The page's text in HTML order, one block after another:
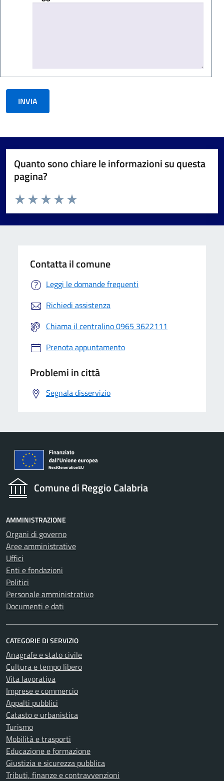
Quanto sono chiare le informazioni su questa
pagina?
Valuta da 1 a 5 stelle la pagina
Valuta 5 stelle su 5
Valuta 4 stelle su 5
Valuta 3 stelle su 5
Valuta 2 stelle su 5
Valuta 1 stelle su 5
Contatta il comune
Leggi le domande frequenti
Richiedi assistenza
Chiama il centralino 0965 3622111
Prenota appuntamento
Problemi in città
Segnala disservizio
Comune di Reggio Calabria
AMMINISTRAZIONE
Organi di governo
Aree amministrative
Uffici
Enti e fondazioni
Politici
Personale amministrativo
Documenti e dati
CATEGORIE DI SERVIZIO
Anagrafe e stato civile
Cultura e tempo libero
Vita lavorativa
Imprese e commercio
Appalti pubblici
Catasto e urbanistica
Turismo
Mobilità e trasporti
Educazione e formazione
Giustizia e sicurezza pubblica
Tributi, finanze e contravvenzioni